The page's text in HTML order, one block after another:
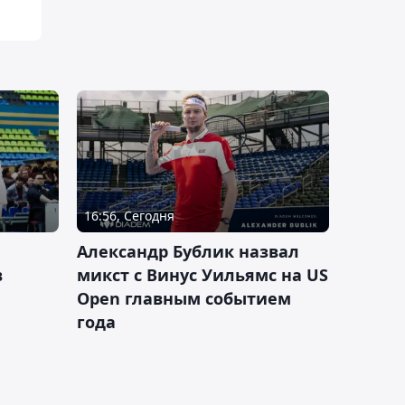
16:56, Сегодня
Александр Бублик назвал
микст с Винус Уильямс на US
Open главным событием
года